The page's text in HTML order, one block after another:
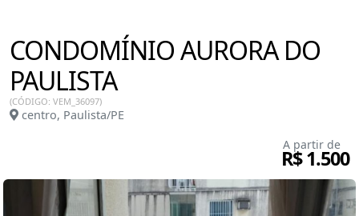
CONDOMÍNIO AURORA DO
PAULISTA
(CÓDIGO: VEM_36097)
centro, Paulista/PE
A partir de
R$ 1.500